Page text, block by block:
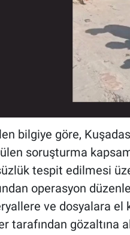
bilgiye göre,
soruşturma
tespit edilmesi
operasyon
ve dosyalara el
tarafından gözaltına